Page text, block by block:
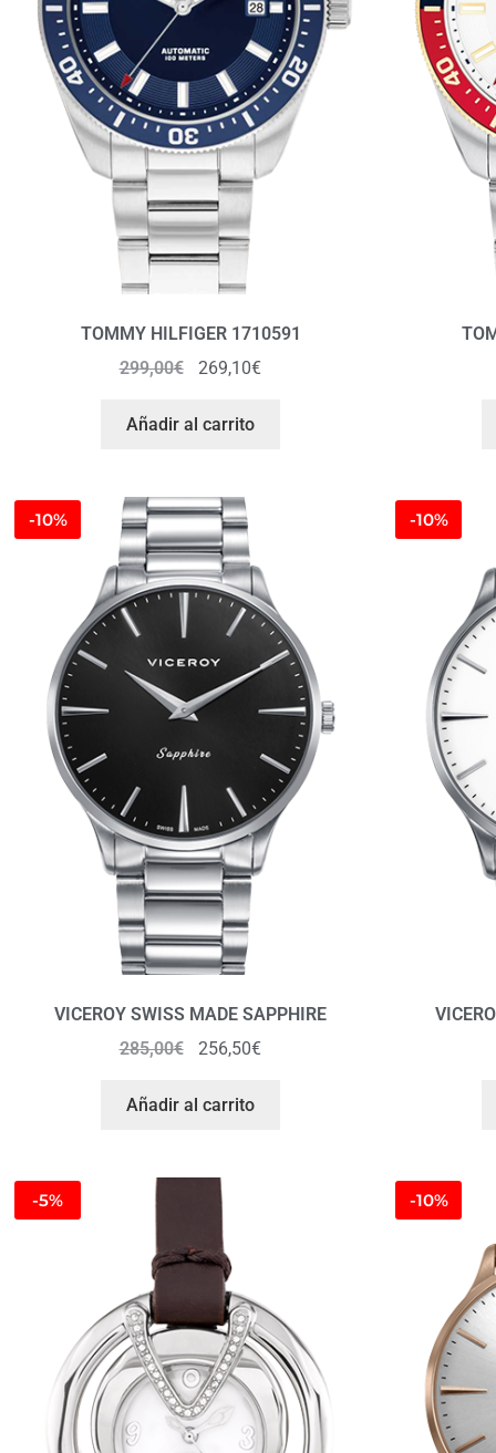
TOMMY HILFIGER 1710591
299,00€ 269,10€
Añadir al carrito
-10%
VICEROY SWISS MADE SAPPHIRE
285,00€ 256,50€
Añadir al carrito
-10%
-5% -10%